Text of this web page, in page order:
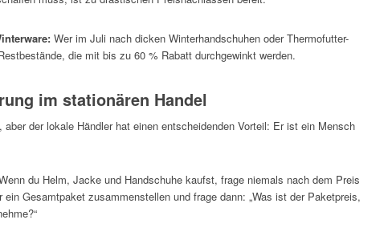
Wer im Juli nach dicken Winterhandschuhen oder Thermofutter-
die mit bis zu 60 % Rabatt durchgewinkt werden.
im stationären Handel
aber der lokale Händler hat einen entscheidenden Vorteil: Er ist ein Mensch
du Helm, Jacke und Handschuhe kaufst, frage niemals nach dem Preis
Gesamtpaket zusammenstellen und frage dann: „Was ist der Paketpreis,